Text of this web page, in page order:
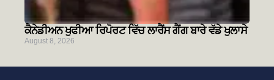
ਕੈਨੇਡੀਅਨ ਖੁਫੀਆ ਰਿਪੋਰਟ ਵਿੱਚ ਲਾਰੈਂਸ ਗੈਂਗ ਬਾਰੇ ਵੱਡੇ ਖੁਲਾਸੇ
August 8, 2026